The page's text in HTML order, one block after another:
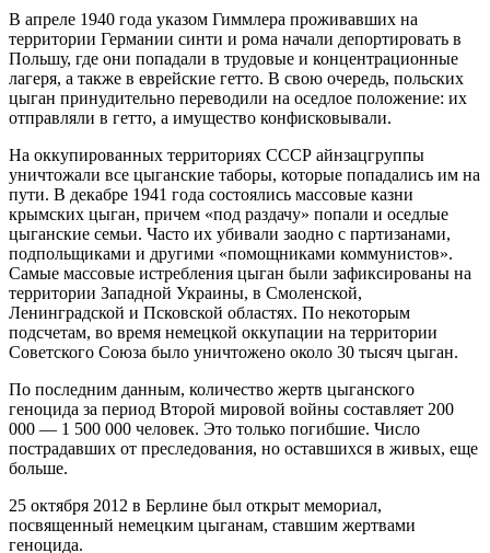
В апреле 1940 года указом Гиммлера проживавших на
территории Германии синти и рома начали депортировать в
Польшу, где они попадали в трудовые и концентрационные
лагеря, а также в еврейские гетто. В свою очередь, польских
цыган принудительно переводили на оседлое положение: их
отправляли в гетто, а имущество конфисковывали.
На оккупированных территориях СССР айнзацгруппы
уничтожали все цыганские таборы, которые попадались им на
пути. В декабре 1941 года состоялись массовые казни
крымских цыган, причем «под раздачу» попали и оседлые
цыганские семьи. Часто их убивали заодно с партизанами,
подпольщиками и другими «помощниками коммунистов».
Самые массовые истребления цыган были зафиксированы на
территории Западной Украины, в Смоленской,
Ленинградской и Псковской областях. По некоторым
подсчетам, во время немецкой оккупации на территории
Советского Союза было уничтожено около 30 тысяч цыган.
По последним данным, количество жертв цыганского
геноцида за период Второй мировой войны составляет 200
000 — 1 500 000 человек. Это только погибшие. Число
пострадавших от преследования, но оставшихся в живых, еще
больше.
25 октября 2012 в Берлине был открыт мемориал,
посвященный немецким цыганам, ставшим жертвами
геноцида.